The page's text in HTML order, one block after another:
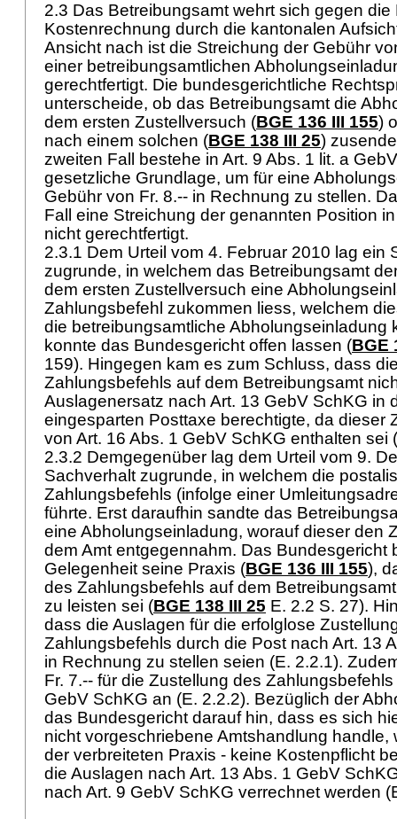
2.3 Das Betreibungsamt wehrt sich gegen die
Kostenrechnung durch die kantonalen
Ansicht nach ist die Streichung der Gebühr
einer betreibungsamtlichen
gerechtfertigt. Die bundesgerichtliche
unterscheide, ob das Betreibungsamt die
dem ersten Zustellversuch (BGE 136 III 155)
nach einem solchen (BGE 138 III 25)
zweiten Fall bestehe in Art. 9 Abs. 1 lit. a
gesetzliche Grundlage, um für eine
Gebühr von Fr. 8.-- in Rechnung zu stellen.
Fall eine Streichung der genannten Position
nicht gerechtfertigt.
2.3.1 Dem Urteil vom 4. Februar 2010 lag ein
zugrunde, in welchem das Betreibungsamt
dem ersten Zustellversuch eine
Zahlungsbefehl zukommen liess, welchem
die betreibungsamtliche Abholungseinladung
konnte das Bundesgericht offen lassen (BGE
159). Hingegen kam es zum Schluss, dass
Zahlungsbefehls auf dem Betreibungsamt
Auslagenersatz nach Art. 13 GebV SchKG in
eingesparten Posttaxe berechtigte, da dieser
von Art. 16 Abs. 1 GebV SchKG enthalten sei
2.3.2 Demgegenüber lag dem Urteil vom 9.
Sachverhalt zugrunde, in welchem die
Zahlungsbefehls (infolge einer
führte. Erst daraufhin sandte das
eine Abholungseinladung, worauf dieser den
dem Amt entgegennahm. Das Bundesgericht
Gelegenheit seine Praxis (BGE 136 III 155),
des Zahlungsbefehls auf dem
zu leisten sei (BGE 138 III 25 E. 2.2 S. 27).
dass die Auslagen für die erfolglose
Zahlungsbefehls durch die Post nach Art. 13
in Rechnung zu stellen seien (E. 2.2.1).
Fr. 7.-- für die Zustellung des
GebV SchKG an (E. 2.2.2). Bezüglich der
das Bundesgericht darauf hin, dass es sich
nicht vorgeschriebene Amtshandlung handle,
der verbreiteten Praxis - keine Kostenpflicht
die Auslagen nach Art. 13 Abs. 1 GebV
nach Art. 9 GebV SchKG verrechnet werden